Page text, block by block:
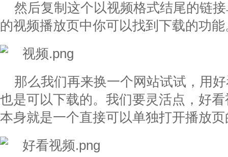
然后复制这个以视频格式结尾的链
的视频播放页中你可以找到下载的功能
那么我们再来换一个网站试试，用
也是可以下载的。我们要灵活点，好
本身就是一个直接可以单独打开播放